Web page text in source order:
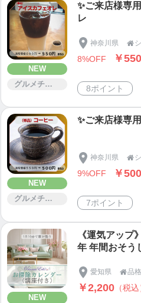
NEW
グルメチケット
✨ご来店様専
レ
神奈川県 
8%OFF ￥550
8ポイント
NEW
グルメチケット
✨ご来店様専
神奈川県 
9%OFF ￥500
7ポイント
NEW
《運気アップ
年 年間おそう
愛知県 
￥2,200 （税込